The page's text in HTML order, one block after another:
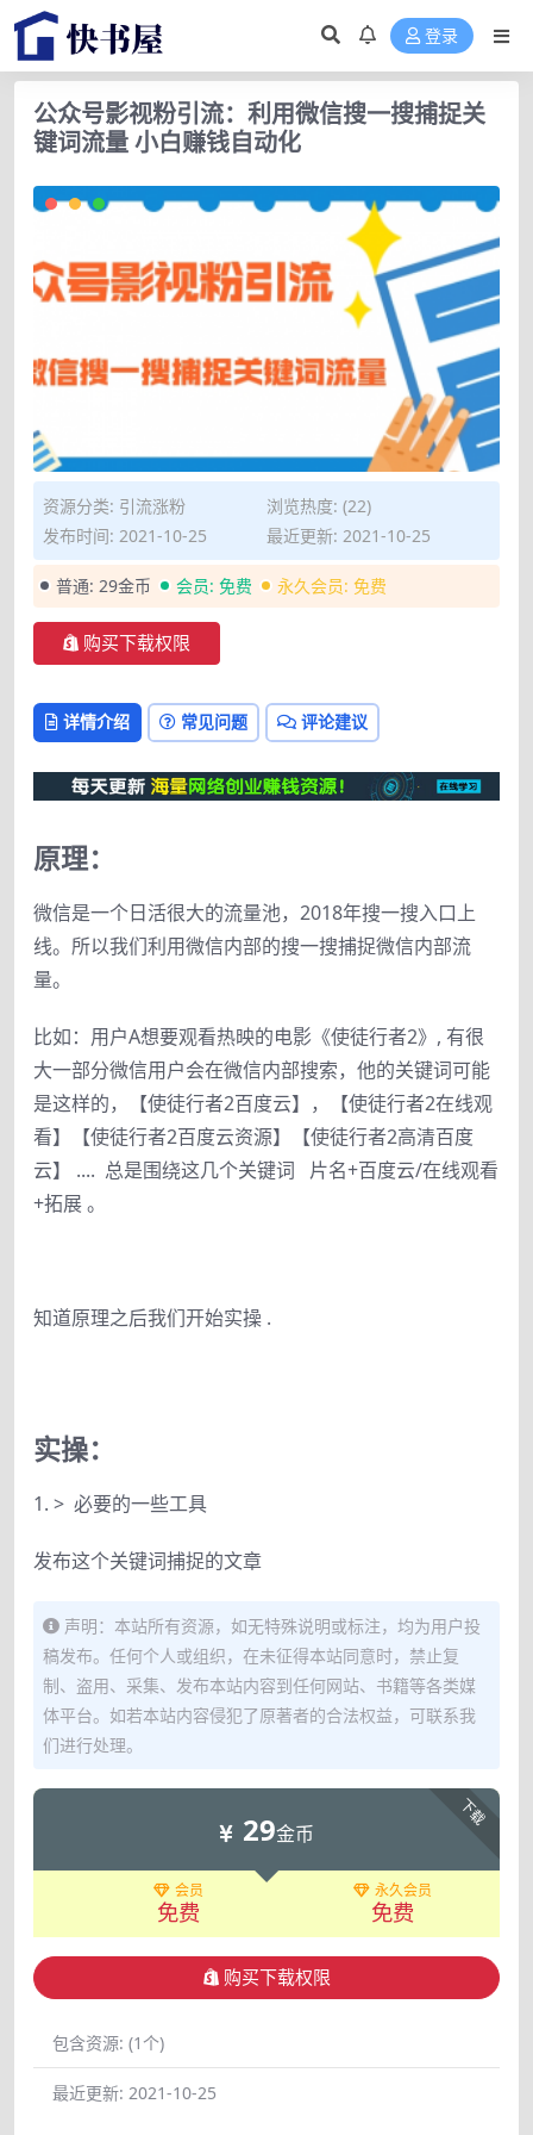
登录
公众号影视粉引流：利用微信搜一搜捕捉关
键词流量 小白赚钱自动化
资源分类: 引流涨粉
浏览热度: (22)
发布时间: 2021-10-25
最近更新: 2021-10-25
普通: 29金币 会员: 免费 永久会员: 免费
购买下载权限
详情介绍 常见问题 评论建议
原理：
微信是一个日活很大的流量池，2018年搜一搜入口上
线。所以我们利用微信内部的搜一搜捕捉微信内部流
量。
比如：用户A想要观看热映的电影《使徒行者2》, 有很
大一部分微信用户会在微信内部搜索，他的关键词可能
是这样的，【使徒行者2百度云】，【使徒行者2在线观
看】【使徒行者2百度云资源】【使徒行者2高清百度
云】 .... 总是围绕这几个关键词 片名+百度云/在线观看
+拓展 。
知道原理之后我们开始实操 .
实操：
1. > 必要的一些工具
发布这个关键词捕捉的文章
声明：本站所有资源，如无特殊说明或标注，均为用户投
稿发布。任何个人或组织，在未征得本站同意时，禁止复
制、盗用、采集、发布本站内容到任何网站、书籍等各类媒
体平台。如若本站内容侵犯了原著者的合法权益，可联系我
们进行处理。
下载
29金币
会员
免费
永久会员
免费
购买下载权限
包含资源: (1个)
最近更新: 2021-10-25